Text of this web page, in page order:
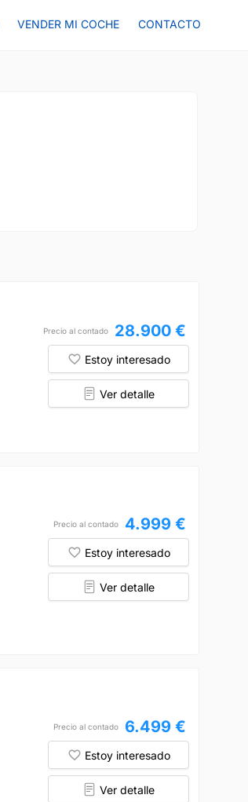
VENDER MI COCHE CONTACTO
Precio al contado 28.900 €
Estoy interesado
Ver detalle
Precio al contado 4.999 €
Estoy interesado
Ver detalle
Precio al contado 6.499 €
Estoy interesado
Ver detalle